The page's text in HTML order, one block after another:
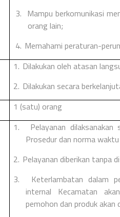
3. Mampu berkomunikasi
orang lain;
4. Memahami peraturan-
1. Dilakukan oleh atasan
2. Dilakukan secara
1 (satu) orang
1.
Pelayanan
Prosedur dan norma
2. Pelayanan diberikan tanpa
3.
Keterlambatan dalam
internal Kecamatan
pemohon dan produk